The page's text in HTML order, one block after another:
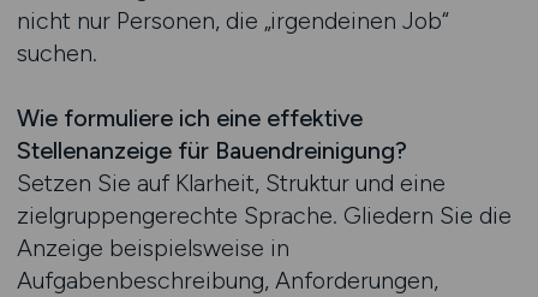
nicht nur Personen, die „irgendeinen Job“
suchen.
Wie formuliere ich eine effektive
Stellenanzeige für Bauendreinigung?
Setzen Sie auf Klarheit, Struktur und eine
zielgruppengerechte Sprache. Gliedern Sie die
Anzeige beispielsweise in
Aufgabenbeschreibung, Anforderungen,